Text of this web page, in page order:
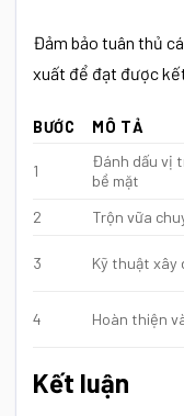
Đảm bảo tuân thủ
xuất để đạt được
BƯỚC MÔ TẢ
1
Đánh dấu vị
bề mặt
2 Trộn vữa
3 Kỹ thuật xây
4 Hoàn thiện
Kết luận